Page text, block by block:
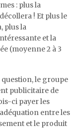
: plus la
! Et plus le
plus la
et la
(moyenne 2 à 3
le groupe
publicitaire de
ci payer les
entre les
et le produit